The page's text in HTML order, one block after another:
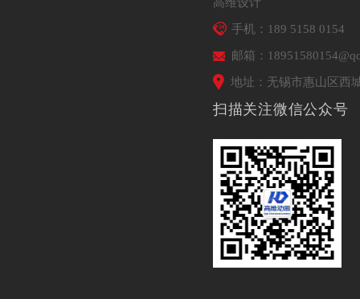
手机：189 5158 0154
邮箱：
地址：无锡市惠山区西
扫描关注微信公众号